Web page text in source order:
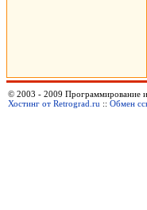
© 2003 - 2009 Программирование
Хостинг от Retrograd.ru :: Обмен